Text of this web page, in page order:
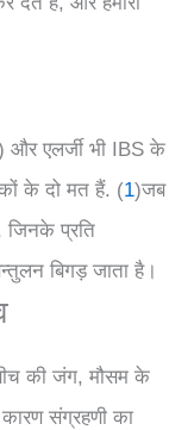
एलर्जी भी IBS के
के दो मत हैं. (1)जब
प्रति
बिगड़ जाता है।
की जंग, मौसम के
संग्रहणी का